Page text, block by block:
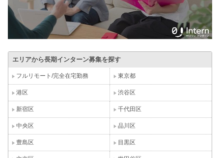
エリアから長期インターン募集を探す
フルリモート/完全在宅勤務 東京都
港区 渋谷区
新宿区 千代田区
中央区 品川区
豊島区 目黒区